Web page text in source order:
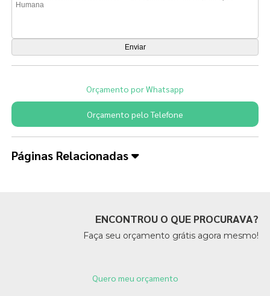
Orçamento por Whatsapp
Orçamento pelo Telefone
Páginas Relacionadas
ENCONTROU O QUE PROCURAVA?
Faça seu orçamento grátis agora mesmo!
Quero meu orçamento